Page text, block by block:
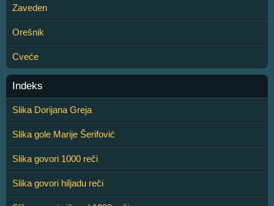
Zaveden
Orešnik
Cveće
Indeks
Slika Dorijana Greja
Slika gole Marije Šerifović
Slika govori 1000 reči
Slika govori hiljadu reči